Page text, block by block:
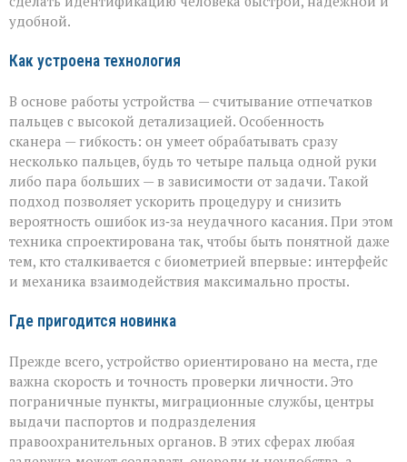
«Азимута»
удобной.
Как устроена технология
В основе работы устройства — считывание отпечатков
пальцев с высокой детализацией. Особенность
сканера — гибкость: он умеет обрабатывать сразу
несколько пальцев, будь то четыре пальца одной руки
либо пара больших — в зависимости от задачи. Такой
подход позволяет ускорить процедуру и снизить
вероятность ошибок из‑за неудачного касания. При этом
техника спроектирована так, чтобы быть понятной даже
тем, кто сталкивается с биометрией впервые: интерфейс
и механика взаимодействия максимально просты.
Где пригодится новинка
Прежде всего, устройство ориентировано на места, где
важна скорость и точность проверки личности. Это
пограничные пункты, миграционные службы, центры
выдачи паспортов и подразделения
правоохранительных органов. В этих сферах любая